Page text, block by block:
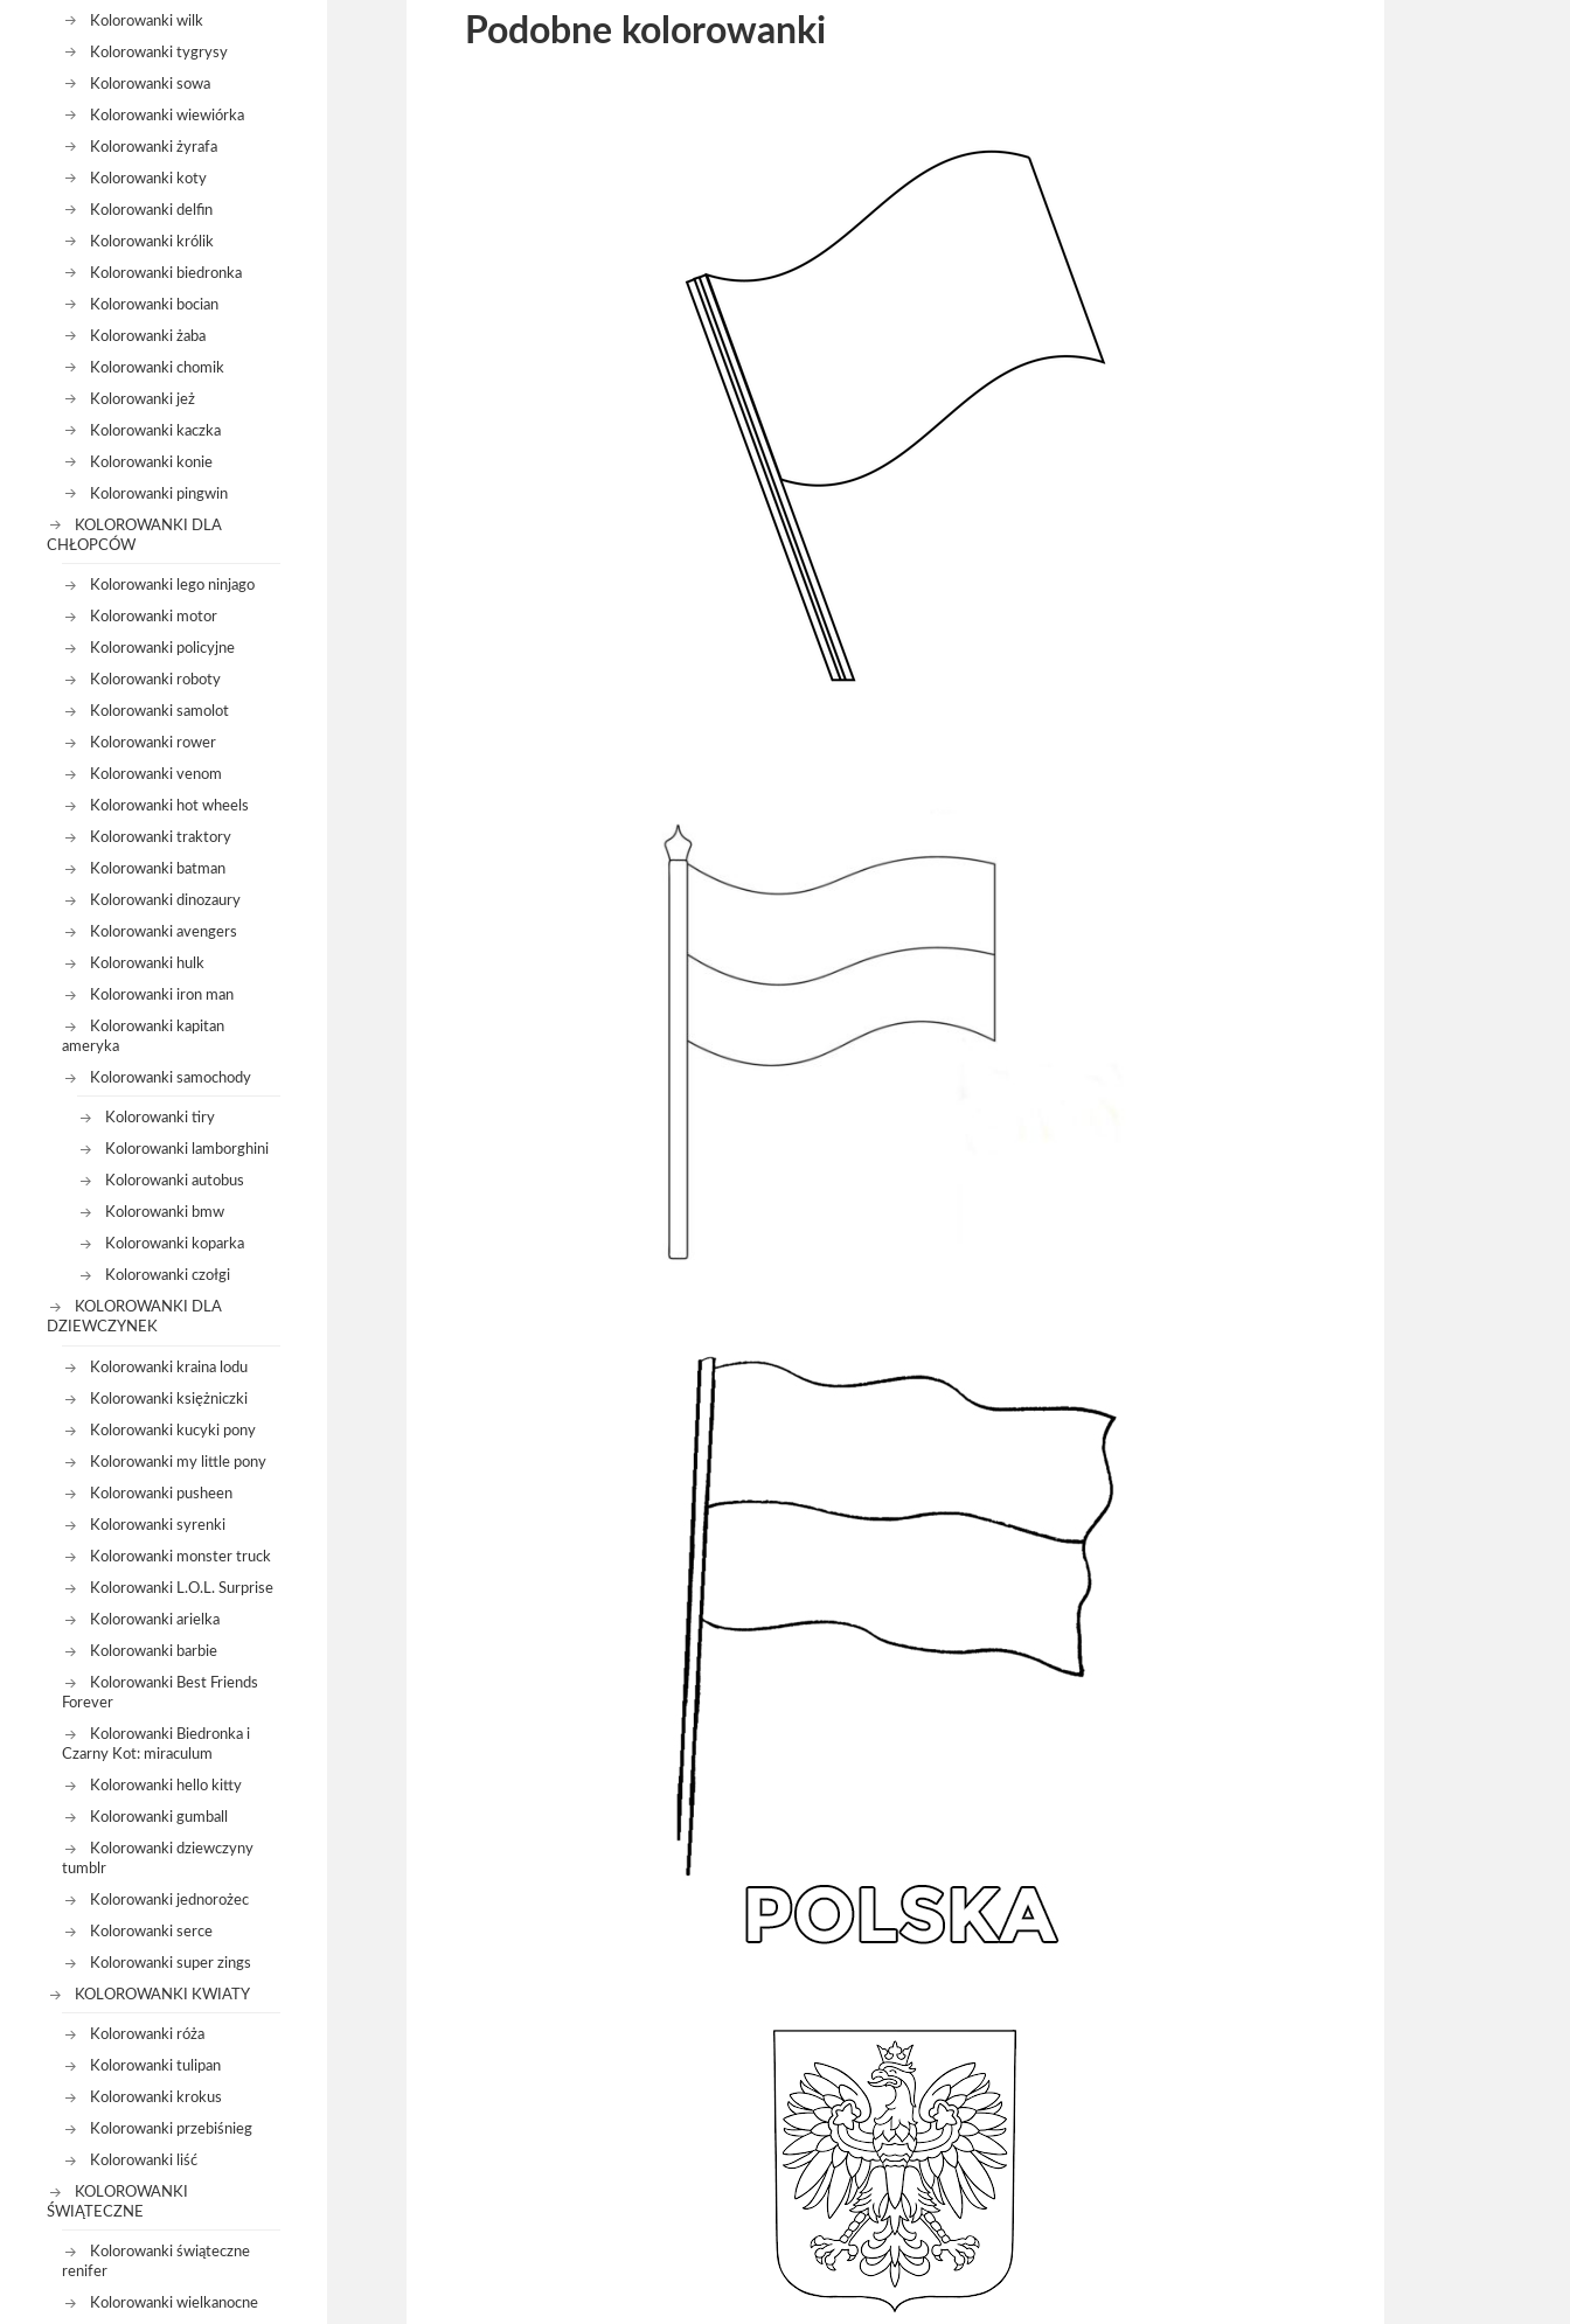
Kolorowanki wilk
Kolorowanki tygrysy
Kolorowanki sowa
Kolorowanki wiewiórka
Kolorowanki żyrafa
Kolorowanki koty
Kolorowanki delfin
Kolorowanki królik
Kolorowanki biedronka
Kolorowanki bocian
Kolorowanki żaba
Kolorowanki chomik
Kolorowanki jeż
Kolorowanki kaczka
Kolorowanki konie
Kolorowanki pingwin
KOLOROWANKI DLA
CHŁOPCÓW
Kolorowanki lego ninjago
Kolorowanki motor
Kolorowanki policyjne
Kolorowanki roboty
Kolorowanki samolot
Kolorowanki rower
Kolorowanki venom
Kolorowanki hot wheels
Kolorowanki traktory
Kolorowanki batman
Kolorowanki dinozaury
Kolorowanki avengers
Kolorowanki hulk
Kolorowanki iron man
Kolorowanki kapitan
ameryka
Kolorowanki samochody
Kolorowanki tiry
Kolorowanki lamborghini
Kolorowanki autobus
Kolorowanki bmw
Kolorowanki koparka
Kolorowanki czołgi
KOLOROWANKI DLA
DZIEWCZYNEK
Kolorowanki kraina lodu
Kolorowanki księżniczki
Kolorowanki kucyki pony
Kolorowanki my little pony
Kolorowanki pusheen
Kolorowanki syrenki
Kolorowanki monster truck
Kolorowanki L.O.L. Surprise
Kolorowanki arielka
Kolorowanki barbie
Kolorowanki Best Friends
Forever
Kolorowanki Biedronka i
Czarny Kot: miraculum
Kolorowanki hello kitty
Kolorowanki gumball
Kolorowanki dziewczyny
tumblr
Kolorowanki jednorożec
Kolorowanki serce
Kolorowanki super zings
KOLOROWANKI KWIATY
Kolorowanki róża
Kolorowanki tulipan
Kolorowanki krokus
Kolorowanki przebiśnieg
Kolorowanki liść
KOLOROWANKI
ŚWIĄTECZNE
Kolorowanki świąteczne
renifer
Kolorowanki wielkanocne
Podobne kolorowanki